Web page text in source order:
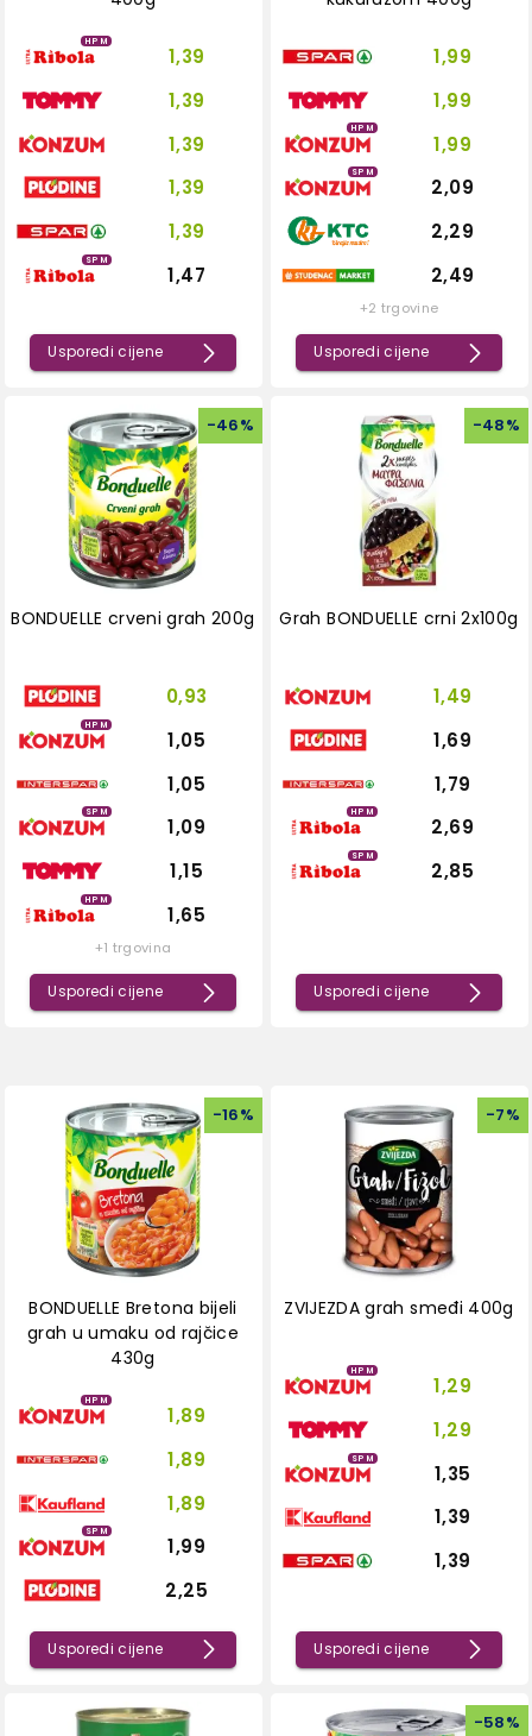
HPM
1,39
1,39
1,39
1,39
1,39
SPM
1,47
Usporedi cijene
1,99
1,99
HPM
1,99
SPM
2,09
2,29
2,49
+2 trgovine
Usporedi cijene
-46%
BONDUELLE crveni grah 200g
0,93
HPM
1,05
1,05
SPM
1,09
1,15
HPM
1,65
+1 trgovina
Usporedi cijene
-48%
Grah BONDUELLE crni 2x100g
1,49
1,69
1,79
HPM
2,69
SPM
2,85
Usporedi cijene
-16%
BONDUELLE Bretona bijeli
grah u umaku od rajčice
430g
HPM
1,89
1,89
1,89
SPM
1,99
2,25
Usporedi cijene
-7%
ZVIJEZDA grah smeđi 400g
HPM
1,29
1,29
SPM
1,35
1,39
1,39
Usporedi cijene
-58%